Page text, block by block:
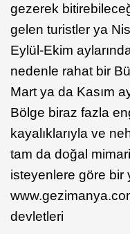
gezerek
gelen turistler ya
Eylül-Ekim
nedenle rahat bir
Mart ya da Kasım
Bölge biraz fazla
kayalıklarıyla ve
tam da doğal
isteyenlere göre bir
devletleri